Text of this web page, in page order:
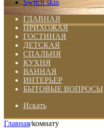
Switch skin
ГЛАВНАЯ
ПРИХОЖАЯ
ГОСТИНАЯ
ДЕТСКАЯ
СПАЛЬНЯ
КУХНЯ
ВАННАЯ
ИНТЕРЬЕР
БЫТОВЫЕ ВОПРОСЫ
Искать
Главная/комнату